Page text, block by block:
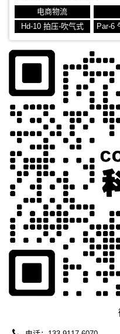
电商物流
Hd-10 拍压-吹气式